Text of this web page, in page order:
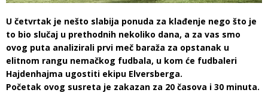
U četvrtak je nešto slabija ponuda za klađenje nego što je
to bio slučaj u prethodnih nekoliko dana, a za vas smo
ovog puta analizirali prvi meč baraža za opstanak u
elitnom rangu nemačkog fudbala, u kom će fudbaleri
Hajdenhajma ugostiti ekipu Elversberga.
Početak ovog susreta je zakazan za 20 časova i 30 minuta.